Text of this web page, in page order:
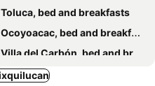
Toluca, bed and breakfasts
Ocoyoacac, bed and breakfasts
Villa del Carbón, bed and breakfasts
Zinacantepec, bed and breakfasts